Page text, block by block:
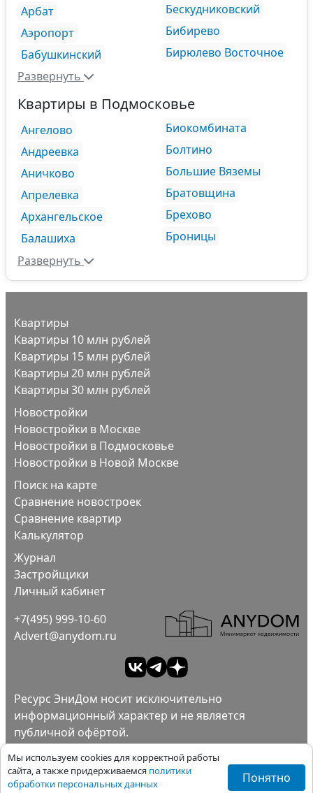
Мы используем cookies для корректной работы
сайта, а также придерживаемся политики
обработки персональных данных
Понятно
Арбат
Аэропорт
Бабушкинский
Бескудниковский
Бибирево
Бирюлево Восточное
Развернуть
Квартиры в Подмосковье
Ангелово
Андреевка
Аничково
Апрелевка
Архангельское
Балашиха
Биокомбината
Болтино
Большие Вяземы
Братовщина
Брехово
Броницы
Развернуть
Квартиры
Квартиры 10 млн рублей
Квартиры 15 млн рублей
Квартиры 20 млн рублей
Квартиры 30 млн рублей
Новостройки
Новостройки в Москве
Новостройки в Подмосковье
Новостройки в Новой Москве
Поиск на карте
Сравнение новостроек
Сравнение квартир
Калькулятор
Журнал
Застройщики
Личный кабинет
+7(495) 999-10-60
Advert@anydom.ru
Ресурс ЭниДом носит исключительно
информационный характер и не является
публичной офёртой.
Пользовательское соглашение.
Политика конфиденциальности.